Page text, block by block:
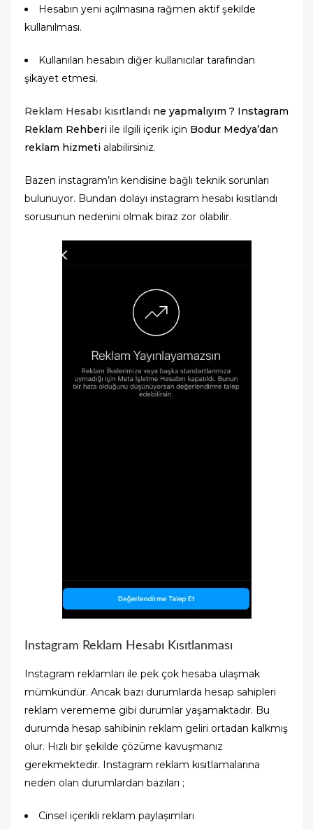
Hesabın yeni açılmasına rağmen aktif şekilde
kullanılması.
Kullanılan hesabın diğer kullanıcılar tarafından
şikayet etmesi.
Reklam Hesabı kısıtlandı ne yapmalıyım ? Instagram
Reklam Rehberi ile ilgili içerik için Bodur Medya’dan
reklam hizmeti alabilirsiniz.
Bazen instagram’ın kendisine bağlı teknik sorunları
bulunuyor. Bundan dolayı instagram hesabı kısıtlandı
sorusunun nedenini olmak biraz zor olabilir.
Instagram Reklam Hesabı Kısıtlanması
Instagram reklamları ile pek çok hesaba ulaşmak
mümkündür. Ancak bazı durumlarda hesap sahipleri
reklam verememe gibi durumlar yaşamaktadır. Bu
durumda hesap sahibinin reklam geliri ortadan kalkmış
olur. Hızlı bir şekilde çözüme kavuşmanız
gerekmektedir. Instagram reklam kısıtlamalarına
neden olan durumlardan bazıları ;
Cinsel içerikli reklam paylaşımları